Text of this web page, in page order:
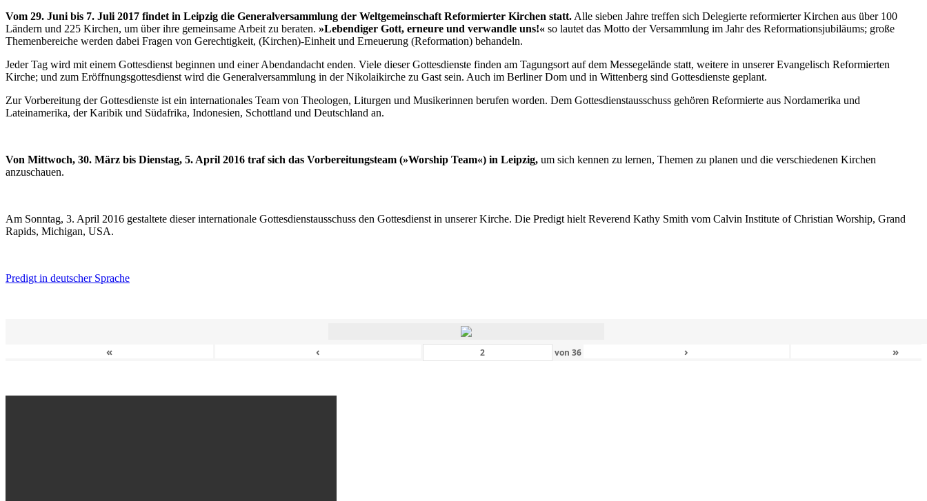
Vom 29. Juni bis 7. Juli 2017 findet in Leipzig die Generalversammlung der Weltgemeinschaft Reformierter Kirchen statt.Alle sieben Jahre treffen sich Delegierte reformierter Kirchen aus über 100
Ländern und 225 Kirchen, um über ihre gemeinsame Arbeit zu beraten. »Lebendiger Gott, erneure und verwandle uns!« so lautet das Motto der Versammlung im Jahr des Reformationsjubiläums; große
Themenbereiche werden dabei Fragen von Gerechtigkeit, (Kirchen)-Einheit und Erneuerung (Reformation) behandeln.
Jeder Tag wird mit einem Gottesdienst beginnen und einer Abendandacht enden. Viele dieser Gottesdienste finden am Tagungsort auf dem Messegelände statt, weitere in unserer Evangelisch Reformierten
Kirche; und zum Eröffnungsgottesdienst wird die Generalversammlung in der Nikolaikirche zu Gast sein. Auch im Berliner Dom und in Wittenberg sind Gottesdienste geplant.
Zur Vorbereitung der Gottesdienste ist ein internationales Team von Theologen, Liturgen und Musikerinnen berufen worden. Dem Gottesdienstausschuss gehören Reformierte aus Nordamerika und
Lateinamerika, der Karibik und Südafrika, Indonesien, Schottland und Deutschland an.
Von Mittwoch, 30. März bis Dienstag, 5. April 2016 traf sich das Vorbereitungsteam (»Worship Team«) in Leipzig, um sich kennen zu lernen, Themen zu planen und die verschiedenen Kirchen
anzuschauen.
Am Sonntag, 3. April 2016 gestaltete dieser internationale Gottesdienstausschuss den Gottesdienst in unserer Kirche. Die Predigt hielt Reverend Kathy Smith vom Calvin Institute of Christian Worship, Grand
Rapids, Michigan, USA.
Predigt in deutscher Sprache
« ‹ von36 › »